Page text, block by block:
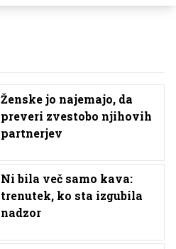
Ženske jo najemajo, da
preveri zvestobo njihovih
partnerjev
Ni bila več samo kava:
trenutek, ko sta izgubila
nadzor